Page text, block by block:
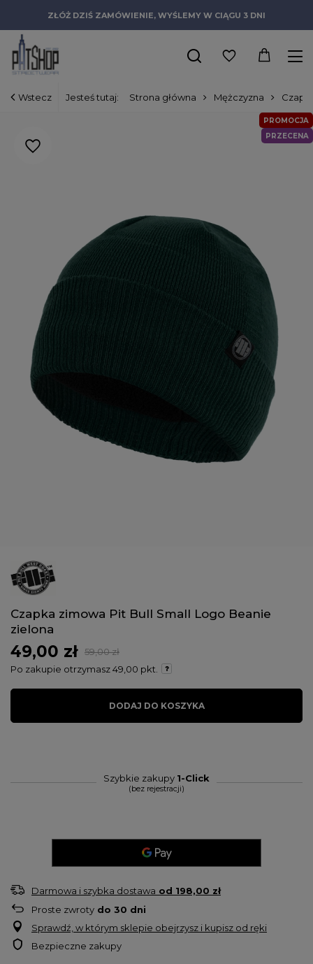
ZŁÓŻ DZIŚ ZAMÓWIENIE, WYŚLEMY W CIĄGU 3 DNI
Wstecz Jesteś tutaj: Strona główna Mężczyzna Czapki
PROMOCJA
PRZECENA
Czapka zimowa Pit Bull Small Logo Beanie
zielona
49,00 zł
59,00 zł
Po zakupie otrzymasz49,00 pkt.
DODAJ DO KOSZYKA
Szybkie zakupy 1-Click
(bez rejestracji)
Darmowa i szybka dostawa od 198,00 zł
Proste zwroty do 30 dni
Sprawdź, w którym sklepie obejrzysz i kupisz od ręki
Bezpieczne zakupy